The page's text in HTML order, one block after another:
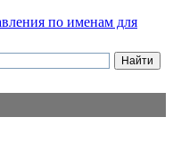
по именам для